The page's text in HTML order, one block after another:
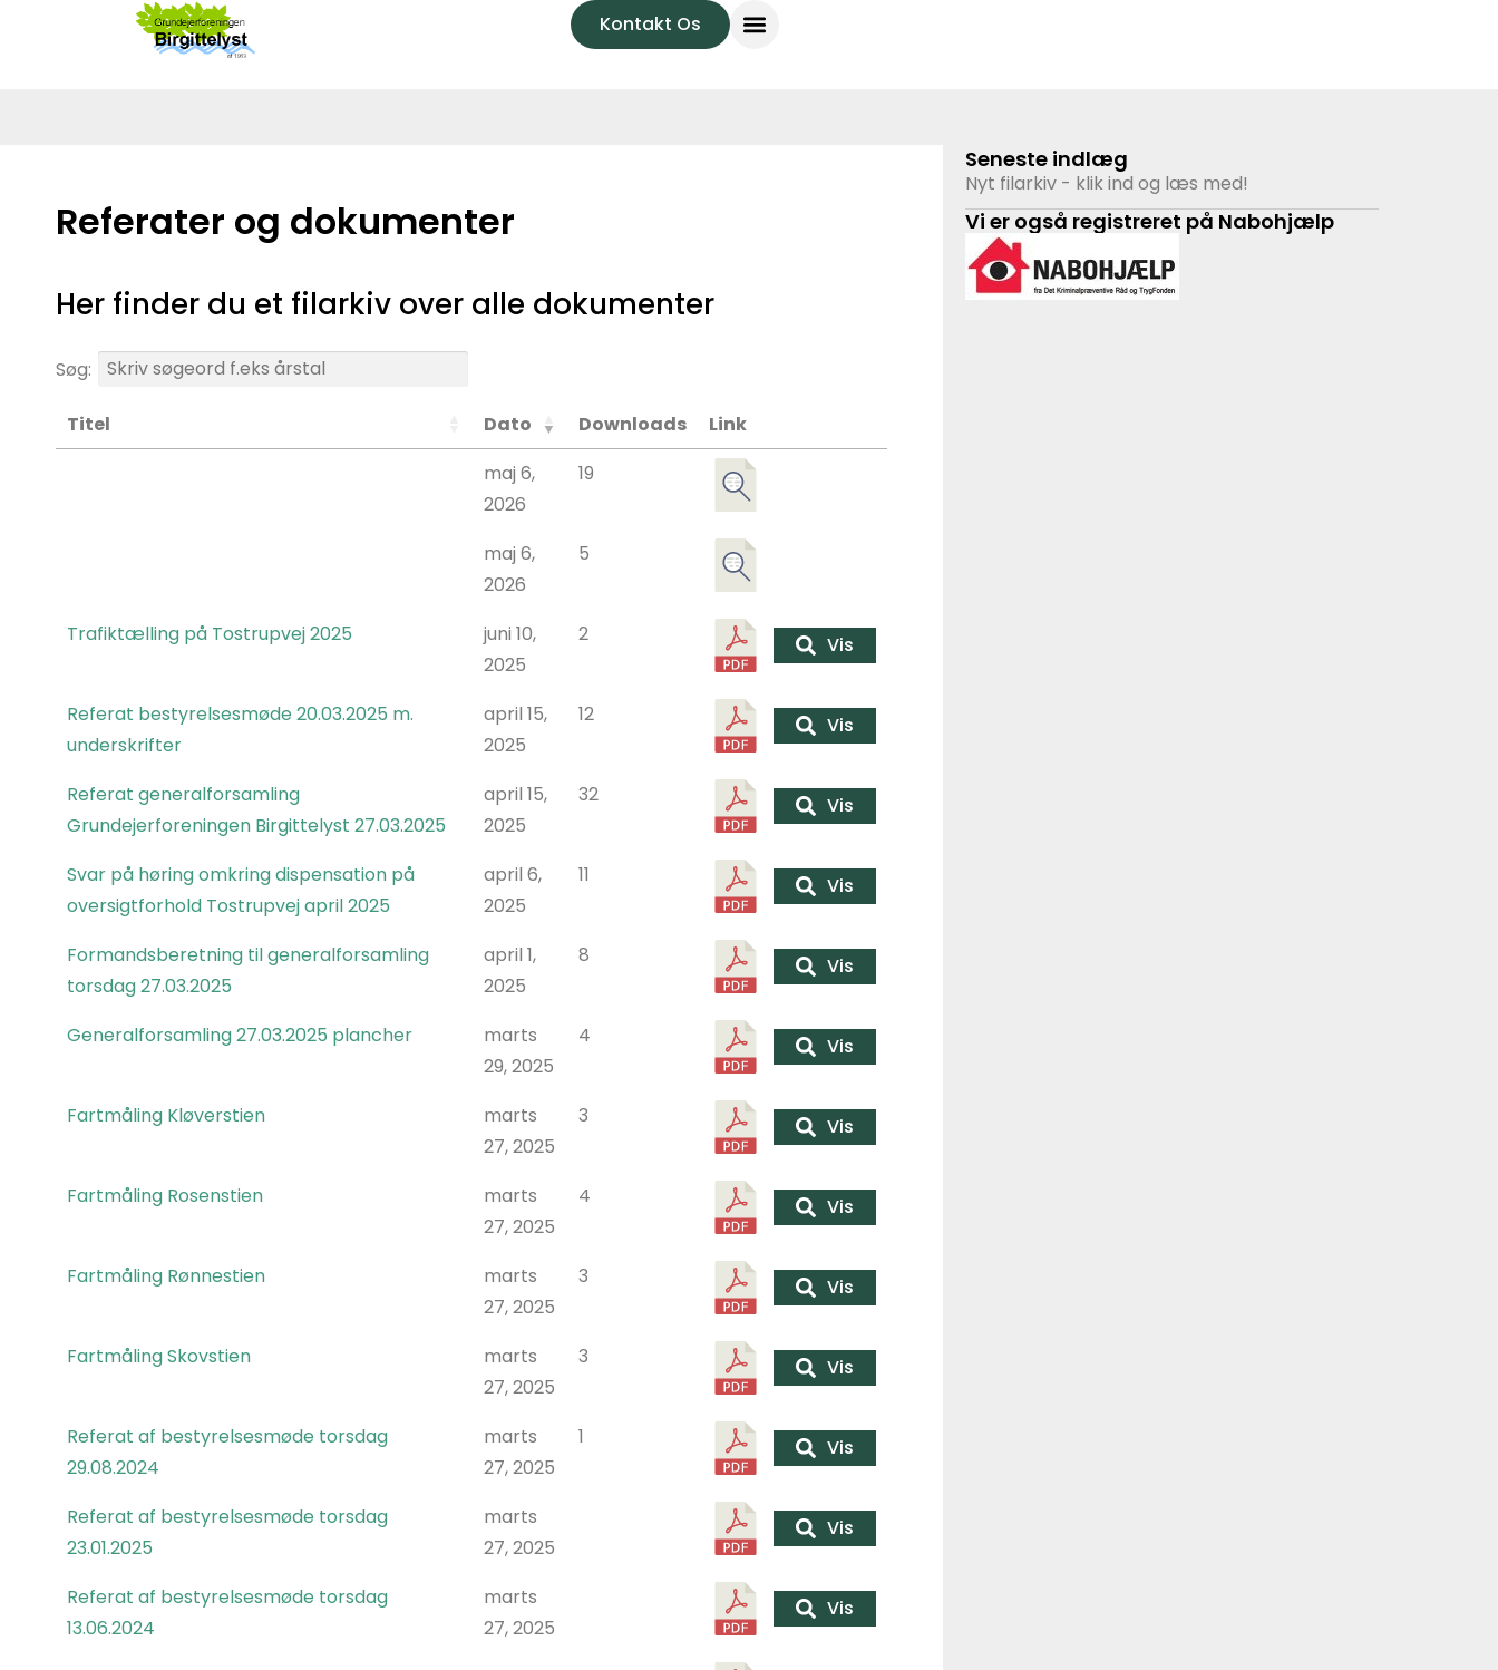
Kontakt Os
Referater og dokumenter
Her finder du et filarkiv over alle dokumenter
Søg:
Titel Dato Downloads
Link
maj 6,
2026
19
maj 6,
2026
5
Trafiktælling på Tostrupvej 2025
juni 10,
2025
2 Vis
Referat bestyrelsesmøde 20.03.2025 m.
underskrifter
april 15,
2025
12 Vis
Referat generalforsamling
Grundejerforeningen Birgittelyst 27.03.2025
april 15,
2025
32 Vis
Svar på høring omkring dispensation på
oversigtforhold Tostrupvej april 2025
april 6,
2025
11 Vis
Formandsberetning til generalforsamling
torsdag 27.03.2025
april 1,
2025
8 Vis
Generalforsamling 27.03.2025 plancher
marts
29, 2025
4 Vis
Fartmåling Kløverstien
marts
27, 2025
3 Vis
Fartmåling Rosenstien
marts
27, 2025
4 Vis
Fartmåling Rønnestien
marts
27, 2025
3 Vis
Fartmåling Skovstien
marts
27, 2025
3 Vis
Referat af bestyrelsesmøde torsdag
29.08.2024
marts
27, 2025
1 Vis
Referat af bestyrelsesmøde torsdag
23.01.2025
marts
27, 2025
Vis
Referat af bestyrelsesmøde torsdag
13.06.2024
marts
27, 2025
Vis
Seneste indlæg
Nyt filarkiv - klik ind og læs med!
Vi er også registreret på Nabohjælp